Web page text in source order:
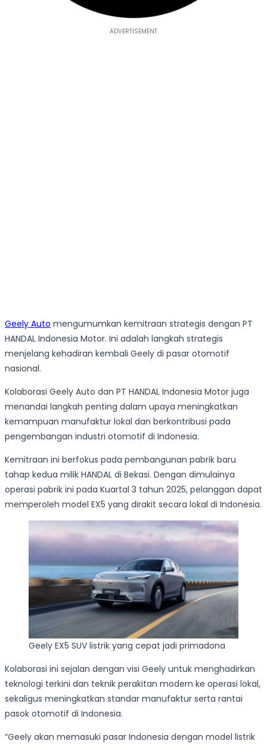
Geely Auto mengumumkan kemitraan strategis dengan PT
HANDAL Indonesia Motor. Ini adalah langkah strategis
menjelang kehadiran kembali Geely di pasar otomotif
nasional.
Kolaborasi Geely Auto dan PT HANDAL Indonesia Motor juga
menandai langkah penting dalam upaya meningkatkan
kemampuan manufaktur lokal dan berkontribusi pada
pengembangan industri otomotif di Indonesia.
Kemitraan ini berfokus pada pembangunan pabrik baru
tahap kedua milik HANDAL di Bekasi. Dengan dimulainya
operasi pabrik ini pada Kuartal 3 tahun 2025, pelanggan dapat
memperoleh model EX5 yang dirakit secara lokal di Indonesia.
Geely EX5 SUV listrik yang cepat jadi primadona
Kolaborasi ini sejalan dengan visi Geely untuk menghadirkan
teknologi terkini dan teknik perakitan modern ke operasi lokal,
sekaligus meningkatkan standar manufaktur serta rantai
pasok otomotif di Indonesia.
“Geely akan memasuki pasar Indonesia dengan model listrik